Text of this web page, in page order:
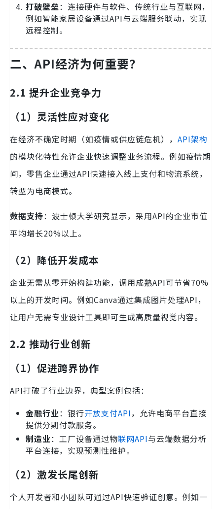
打破壁垒：连接硬件与软件、传统行业与互联网，
例如智能家居设备通过API与云端服务联动，实现
远程控制。
二、API经济为何重要？
2.1 提升企业竞争力
（1）灵活性应对变化
在经济不确定时期（如疫情或供应链危机）， API架构
的模块化特性允许企业快速调整业务流程。例如疫情期
间，零售企业通过API快速接入线上支付和物流系统，
转型为电商模式。
数据支持：波士顿大学研究显示，采用API的企业市值
平均增长20%以上。
（2）降低开发成本
企业无需从零开始构建功能，调用成熟API可节省70%
以上的开发时间。例如Canva通过集成图片处理API，
让用户无需专业设计工具即可生成高质量视觉内容。
2.2 推动行业创新
（1）促进跨界协作
API打破了行业边界，典型案例包括：
金融行业：银行开放支付API，允许电商平台直接
提供分期付款服务。
制造业：工厂设备通过物联网API与云端数据分析
平台连接，实现预测性维护。
（2）激发长尾创新
个人开发者和小团队可通过API快速验证创意。例如一